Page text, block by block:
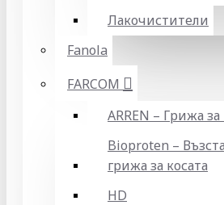
Лакочистители
Fanola
FARCOM
ARREN – Грижа
Bioproten –
грижа за косата
HD